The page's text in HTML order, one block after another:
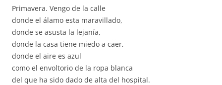
Primavera. Vengo de la calle
donde el álamo esta maravillado,
donde se asusta la lejanía,
donde la casa tiene miedo a caer,
donde el aire es azul
como el envoltorio de la ropa blanca
del que ha sido dado de alta del hospital.